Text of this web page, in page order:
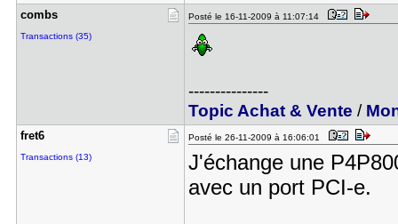
combs
Transactions (35)
Posté le 16-11-2009 à 11:07:14
---------------
Topic Achat & Vente /
fret6
Transactions (13)
Posté le 26-11-2009 à 16:06:01
J'échange une
avec un port PCI-e.